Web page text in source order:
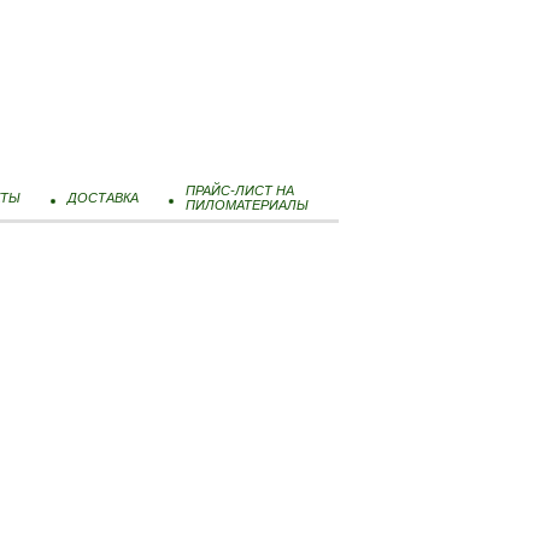
ДОСТАВКА
ПРАЙС-ЛИСТ НА
ПИЛОМАТЕРИАЛЫ